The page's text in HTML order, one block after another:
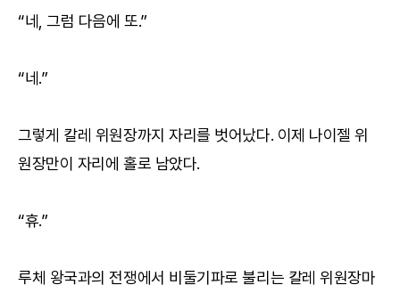
“네, 그럼 다음에 또.”
“네.”
그렇게 칼레 위원장까지 자리를 벗어났다. 이제 나이젤 위
원장만이 자리에 홀로 남았다.
“휴.”
루체 왕국과의 전쟁에서 비둘기파로 불리는 칼레 위원장마